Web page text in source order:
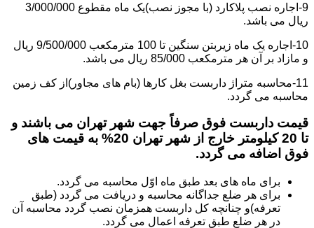
9-اجاره نصب پلاکارد (با مجوز نصب)یک ماه مقطوع 3/000/000
ریال می باشد.
10-اجاره یک ماه زیربتن سنگین تا 100 مترمکعب 9/500/000 ریال
و مازاد بر آن هر مترمکعب 85/000 ریال می باشد.
11-محاسبه متراژ داربست بغل کارها (بام های مجاور)از کف زمین
محاسبه می گردد.
قیمت داربست فوق صرفاً جهت شهر تهران می باشند و
تا 20 کیلومتر خارج از شهر تهران 20% به قیمت های
فوق اضافه می گردد.
برای ماه های بعد طبق ماه اوّل محاسبه می گردد.
برای هر ضلع جداگانه محاسبه و دریافت می گردد (طبق
تعرفه)و چنانچه کل داربست همزمان نصب گردد محاسبه آن
در هر ضلع طبق تعرفه اعمال می گردد.